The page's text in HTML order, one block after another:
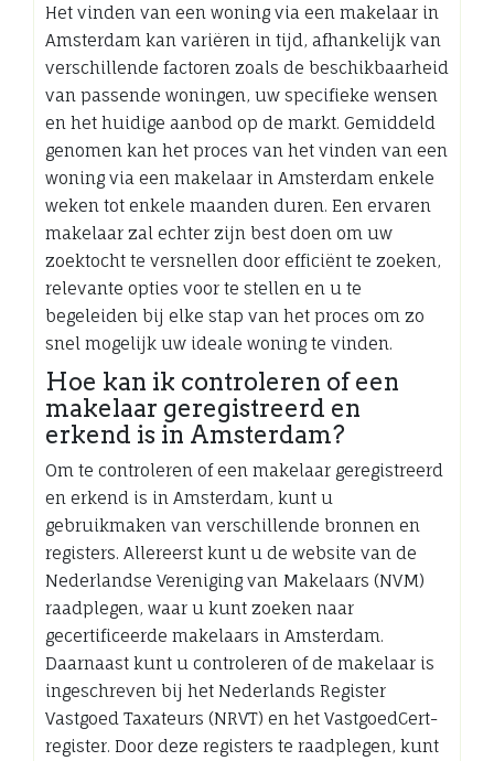
Het vinden van een woning via een makelaar in
Amsterdam kan variëren in tijd, afhankelijk van
verschillende factoren zoals de beschikbaarheid
van passende woningen, uw specifieke wensen
en het huidige aanbod op de markt. Gemiddeld
genomen kan het proces van het vinden van een
woning via een makelaar in Amsterdam enkele
weken tot enkele maanden duren. Een ervaren
makelaar zal echter zijn best doen om uw
zoektocht te versnellen door efficiënt te zoeken,
relevante opties voor te stellen en u te
begeleiden bij elke stap van het proces om zo
snel mogelijk uw ideale woning te vinden.
Hoe kan ik controleren of een
makelaar geregistreerd en
erkend is in Amsterdam?
Om te controleren of een makelaar geregistreerd
en erkend is in Amsterdam, kunt u
gebruikmaken van verschillende bronnen en
registers. Allereerst kunt u de website van de
Nederlandse Vereniging van Makelaars (NVM)
raadplegen, waar u kunt zoeken naar
gecertificeerde makelaars in Amsterdam.
Daarnaast kunt u controleren of de makelaar is
ingeschreven bij het Nederlands Register
Vastgoed Taxateurs (NRVT) en het VastgoedCert-
register. Door deze registers te raadplegen, kunt